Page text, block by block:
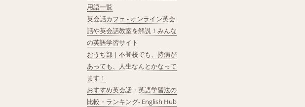
用語一覧
英会話カフェ - オンライン英会
話や英会話教室を解説！みんな
の英語学習サイト
おうち部 | 不登校でも、持病が
あっても、人生なんとかなって
ます！
おすすめ英会話・英語学習法の
比較・ランキング- English Hub